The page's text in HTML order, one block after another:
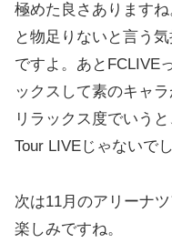
極めた良さあります
と物足りないと言う
ですよ。あとFCLIVE
ックスして素のキャ
リラックス度でいう
Tour LIVEじゃないで
次は11月のアリーナ
楽しみですね。